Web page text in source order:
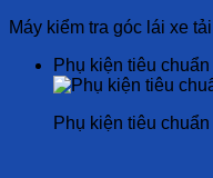
Máy kiểm tra góc lái xe
Phụ kiện tiêu chuẩn
Phụ kiện tiêu